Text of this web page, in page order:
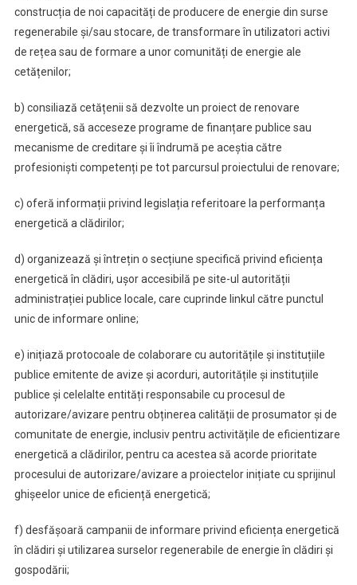
construcția de noi capacități de producere de energie din surse
regenerabile și/sau stocare, de transformare în utilizatori activi
de rețea sau de formare a unor comunități de energie ale
cetățenilor;
b) consiliază cetățenii să dezvolte un proiect de renovare
energetică, să acceseze programe de finanțare publice sau
mecanisme de creditare și îi îndrumă pe aceștia către
profesioniști competenți pe tot parcursul proiectului de renovare;
c) oferă informații privind legislația referitoare la performanța
energetică a clădirilor;
d) organizează și întrețin o secțiune specifică privind eficiența
energetică în clădiri, ușor accesibilă pe site-ul autorității
administrației publice locale, care cuprinde linkul către punctul
unic de informare online;
e) inițiază protocoale de colaborare cu autoritățile și instituțiile
publice emitente de avize și acorduri, autoritățile și instituțiile
publice și celelalte entități responsabile cu procesul de
autorizare/avizare pentru obținerea calității de prosumator și de
comunitate de energie, inclusiv pentru activitățile de eficientizare
energetică a clădirilor, pentru ca acestea să acorde prioritate
procesului de autorizare/avizare a proiectelor inițiate cu sprijinul
ghișeelor unice de eficiență energetică;
f) desfășoară campanii de informare privind eficiența energetică
în clădiri și utilizarea surselor regenerabile de energie în clădiri și
gospodării;